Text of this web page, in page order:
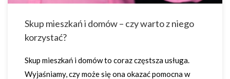
Skup mieszkań i domów – czy warto z niego
korzystać?
Skup mieszkań i domów to coraz częstsza usługa.
Wyjaśniamy, czy może się ona okazać pomocna w